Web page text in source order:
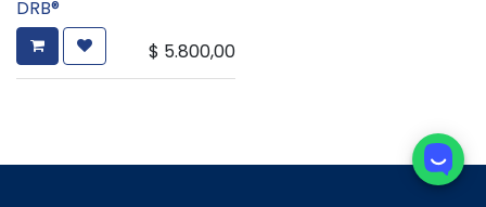
DRB®
$ 5.800,00